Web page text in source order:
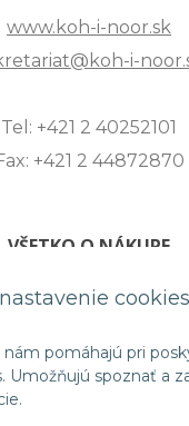
cookies
nám pomáhajú pri
Umožňujú spoznať a
www.koh-i-noor.sk
i-
Tel: +421 2 40252101
+421 2 44872870
VŠETKO O NÁKUPE
ZASLANIE OTÁZKY